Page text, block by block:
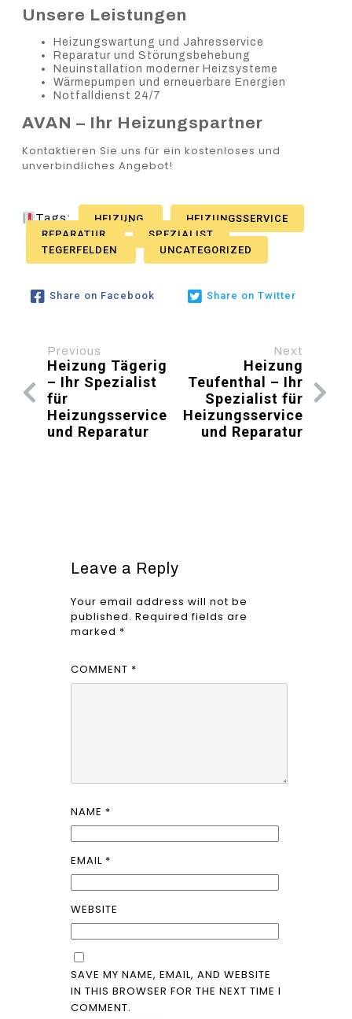
Unsere Leistungen
Heizungswartung und Jahresservice
Reparatur und Störungsbehebung
Neuinstallation moderner Heizsysteme
Wärmepumpen und erneuerbare Energien
Notfalldienst 24/7
AVAN – Ihr Heizungspartner
Kontaktieren Sie uns für ein kostenloses und
unverbindliches Angebot!
Tags: HEIZUNG
HEIZUNGSSERVICE
REPARATUR
SPEZIALIST
TEGERFELDEN
UNCATEGORIZED
Share on Facebook Share on Twitter
Previous
Heizung Tägerig
– Ihr Spezialist
für
Heizungsservice
und Reparatur
Next
Heizung
Teufenthal – Ihr
Spezialist für
Heizungsservice
und Reparatur
Leave a Reply
Your email address will not be
published. Required fields are
marked *
COMMENT *
NAME *
EMAIL *
WEBSITE
SAVE MY NAME, EMAIL, AND WEBSITE
IN THIS BROWSER FOR THE NEXT TIME I
COMMENT.